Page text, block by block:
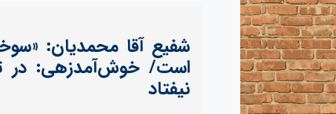
شفیع آقا محمدیان:
است/ خوش‌آمدزهی: در
نیفتاد